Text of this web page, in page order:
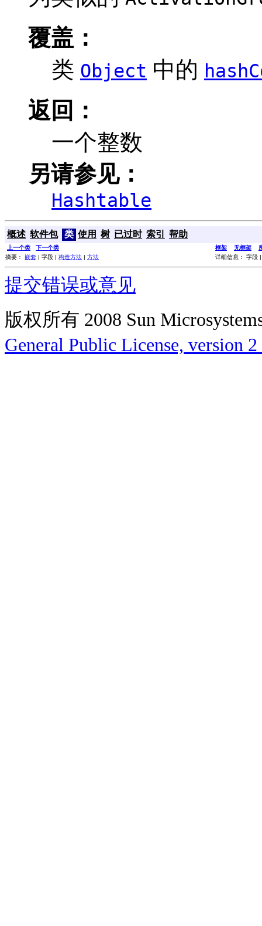
覆盖：
类 Object 中的
返回：
一个整数
另请参见：
Hashtable
概述 软件包 类 使用 树 已过时 索引 帮助
上一个类 下一个类 框架 无框架
摘要： 嵌套 | 字段 | 构造方法 | 方法 详细信息： 字段
提交错误或意见
版权所有 2008 Sun
General Public License, version